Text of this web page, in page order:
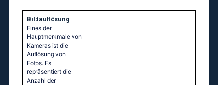
Bildauflösung
Eines der
Hauptmerkmale von
Kameras ist die
Auflösung von
Fotos. Es
repräsentiert die
Anzahl der